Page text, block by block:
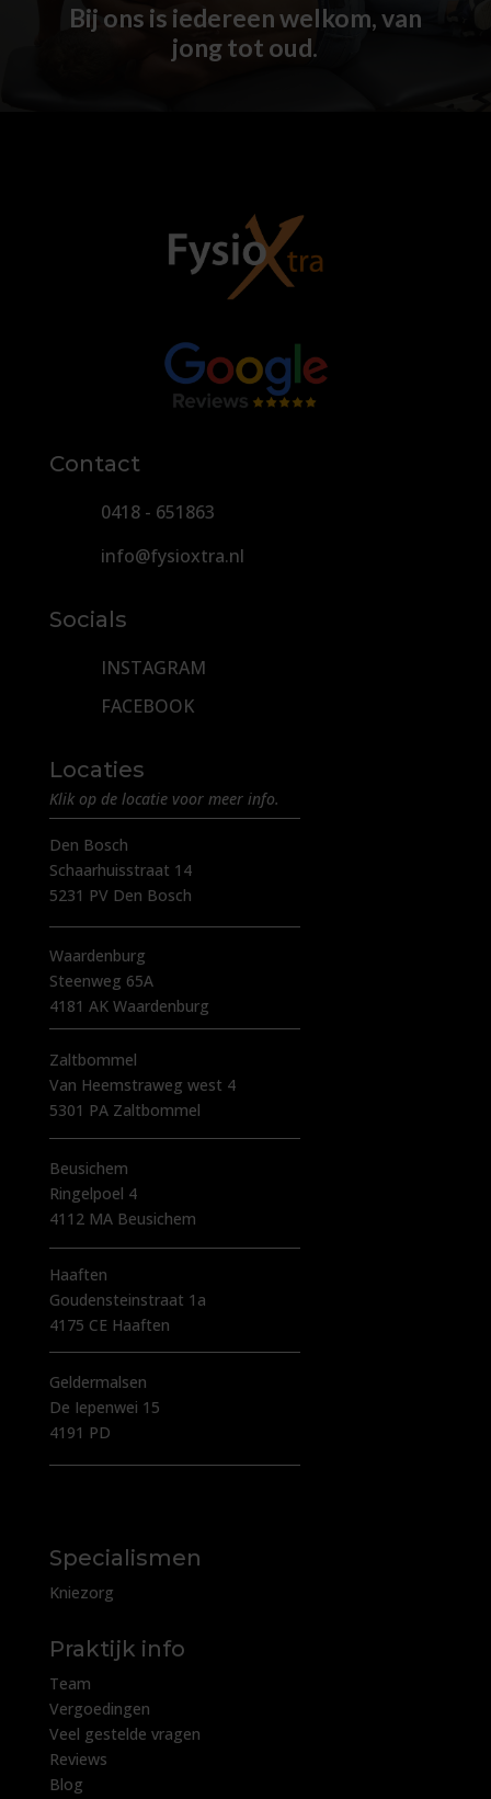
Bij ons is iedereen welkom, van
jong tot oud.
Contact
0418 - 651863
info@fysioxtra.nl
Socials
INSTAGRAM
FACEBOOK
Locaties
Klik op de locatie voor meer info.
Den Bosch
Schaarhuisstraat 14
5231 PV Den Bosch
Waardenburg
Steenweg 65A
4181 AK Waardenburg
Zaltbommel
Van Heemstraweg west 4
5301 PA Zaltbommel
Beusichem
Ringelpoel 4
4112 MA Beusichem
Haaften
Goudensteinstraat 1a
4175 CE Haaften
Geldermalsen
De Iepenwei 15
4191 PD
Specialismen
Kniezorg
Praktijk info
Team
Vergoedingen
Veel gestelde vragen
Reviews
Blog